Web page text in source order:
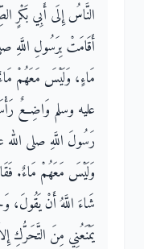
النَّاسُ إِلَى أَبِي بَكْرٍ
أَقَامَتْ بِرَسُولِ اللَّهِ
مَاءٍ، وَلَيْسَ مَعَهُمْ
عليه وسلم وَاضِعٌ
رَسُولَ اللَّهِ صلى الله
وَلَيْسَ مَعَهُمْ مَاءٌ‏.‏
شَاءَ اللَّهُ أَنْ يَقُولَ،
يَمْنَعُنِي مِنَ التَّحَرُّكِ